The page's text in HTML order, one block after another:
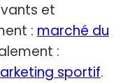
et
: marché du
:
sportif.